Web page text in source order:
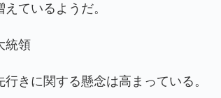
ているようだ。
統領
きに関する懸念は高まっている。